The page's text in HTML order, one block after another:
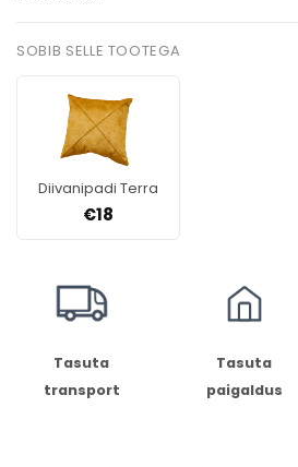
SOBIB SELLE TOOTEGA
Diivanipadi Terra
€18
Tasuta
transport
Tasuta
paigaldus